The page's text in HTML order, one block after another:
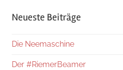
Neueste Beiträge
Die Neemaschine
Der #RiemerBeamer